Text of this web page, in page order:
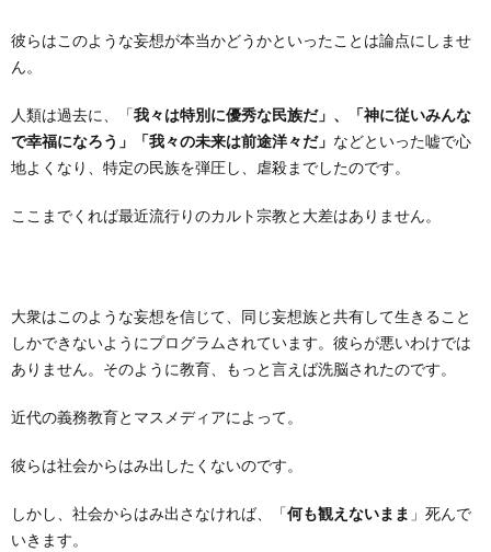
彼らはこのような妄想が本当かどうかといったことは論点にしませ
ん。
人類は過去に、「我々は特別に優秀な民族だ」、「神に従いみんな
で幸福になろう」「我々の未来は前途洋々だ」 などといった嘘で心
地よくなり、特定の民族を弾圧し、虐殺までしたのです。
ここまでくれば最近流行りのカルト宗教と大差はありません。
大衆はこのような妄想を信じて、同じ妄想族と共有して生きること
しかできないようにプログラムされています。彼らが悪いわけでは
ありません。そのように教育、もっと言えば洗脳されたのです。
近代の義務教育とマスメディアによって。
彼らは社会からはみ出したくないのです。
しかし、社会からはみ出さなければ、「何も観えないまま 」死んで
いきます。